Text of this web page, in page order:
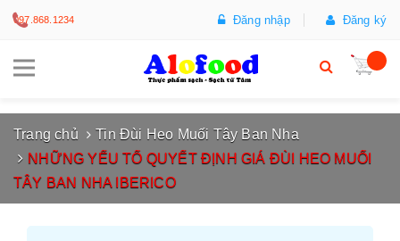
097.868.1234 Đăng nhập Đăng ký
Trang chủ
Tin Đùi Heo Muối Tây Ban Nha
NHỮNG YẾU TỐ QUYẾT ĐỊNH GIÁ ĐÙI HEO MUỐI
TÂY BAN NHA IBERICO